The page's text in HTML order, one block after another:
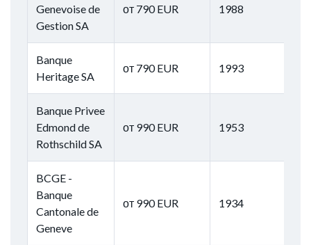
Genevoise de
Gestion SA
от 790 EUR 1988
Banque
Heritage SA
от 790 EUR 1993
Banque Privee
Edmond de
Rothschild SA
от 990 EUR 1953
BCGE -
Banque
Cantonale de
Geneve
от 990 EUR 1934